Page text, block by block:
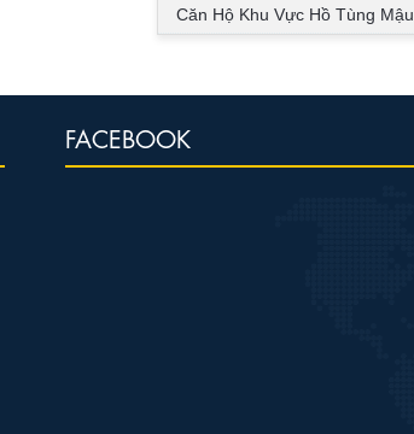
Căn Hộ Khu Vực Hồ Tùng Mậu
FACEBOOK